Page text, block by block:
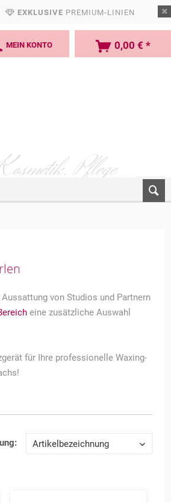
EXKLUSIVE PREMIUM-LINIEN
Pflege
MEIN KONTO 0,00 € *
von Studios und Partnern
eine zusätzliche Auswahl
für Ihre professionelle Waxing-